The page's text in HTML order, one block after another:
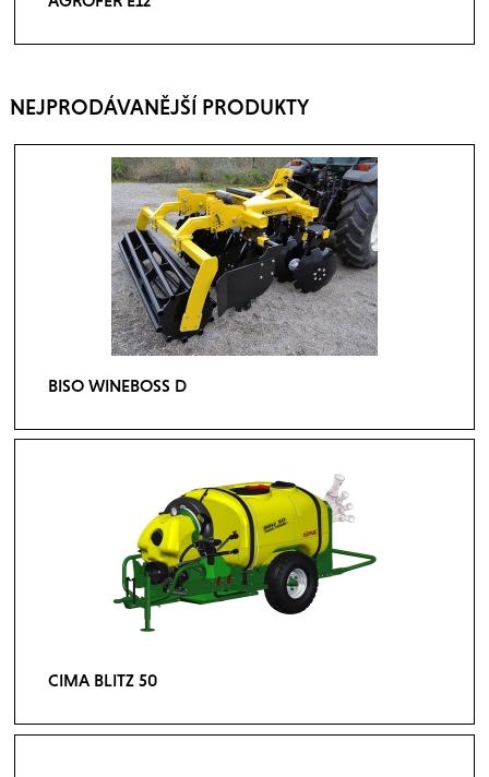
NEJPRODÁVANĚJŠÍ PRODUKTY
BISO WINEBOSS D
CIMA BLITZ 50